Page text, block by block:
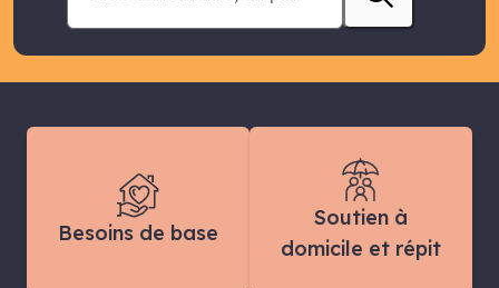
Besoins de base
Soutien à
domicile et répit